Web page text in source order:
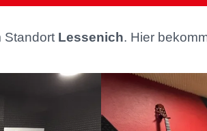
Standort Lessenich. Hier